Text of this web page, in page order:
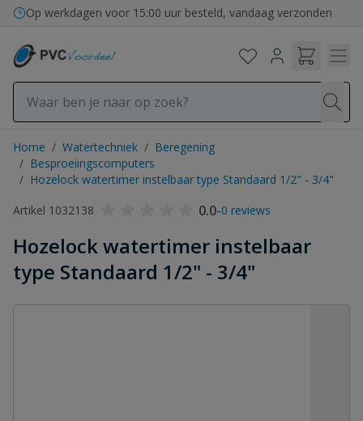
Ga naar de inhoud
Op werkdagen voor 15:00 uur besteld, vandaag verzonden
Home / Watertechniek / Beregening
/ Besproeiingscomputers
/ Hozelock watertimer instelbaar type Standaard 1/2" - 3/4"
Artikel 1032138
0.0-0 reviews
Hozelock watertimer instelbaar
type Standaard 1/2" - 3/4"